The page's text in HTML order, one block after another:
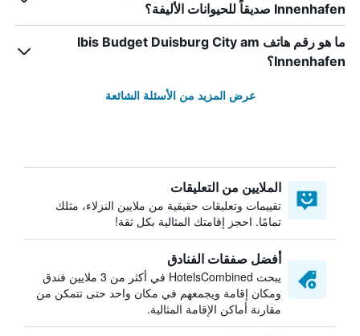
Innenhafen صديقاً للحيوانات الأليفة؟
ما هو رقم هاتف Ibis Budget Duisburg City am
Innenhafen؟
عرض المزيد من الأسئلة الشائعة
الملايين من التعليقات
تقييمات وتعليقات حقيقية من ملايين النزلاء، مثلك
تمامًا. احجز إقامتك المثالية بكل ثقة!
أفضل صفقات الفنادق
يبحث HotelsCombined في أكثر من 3 ملايين فندق
ومكان إقامة ويجمعهم في مكان واحد حتى تتمكن من
مقارنة أماكن الإقامة المثالية.